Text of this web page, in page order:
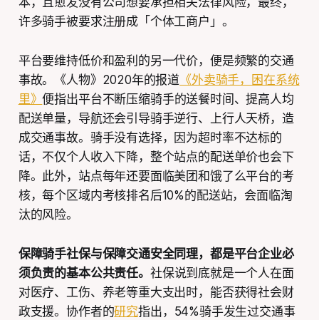
许多骑手被要求注册成「个体工商户」。
平台要维持低价和盈利的另一代价，便是频繁的交通
事故。《人物》2020年的报道 《外卖骑手，困在系统
里》便指出平台不断压缩骑手的送餐时间、提高人均
配送单量，导航还会引导骑手逆行、上行人天桥，造
成交通事故。骑手没有选择，因为超时率不达标的
话，不仅个人收入下降，整个站点的配送单价也会下
降。此外，站点每年还要面临美团和饿了么平台的考
核，每个区域内考核排名后10%的配送站，会面临淘
汰的风险。
保障骑手社保与保障交通安全同理，都是平台企业必
须负责的基本公共责任。 社保说到底就是一个人在面
对医疗、工伤、养老等重大支出时，能否获得社会财
政支援。协作者的研究指出，54%骑手发生过交通事